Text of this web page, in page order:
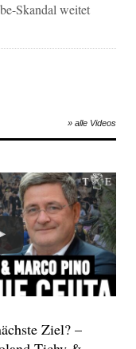
Skandal weitet
» alle Videos
Ziel? –